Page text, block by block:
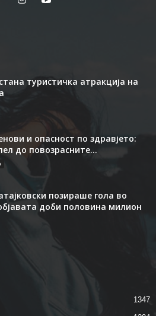
туристичка атракција на
и опасност по здравјето:
до повозрасните...
позираше гола во
доби половина милион
1347